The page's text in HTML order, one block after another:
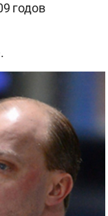
годов